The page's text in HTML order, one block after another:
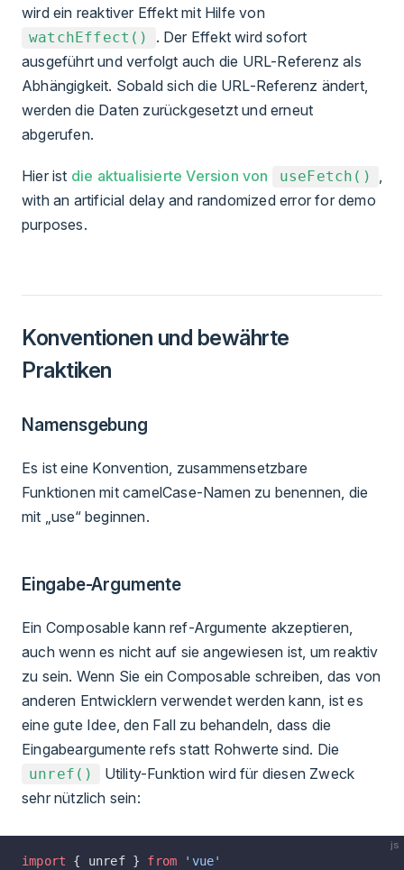
wird ein reaktiver Effekt mit Hilfe von
watchEffect()
. Der Effekt wird sofort
ausgeführt und verfolgt auch die URL-Referenz als
Abhängigkeit. Sobald sich die URL-Referenz ändert,
werden die Daten zurückgesetzt und erneut
abgerufen.
Hier ist die aktualisierte Version von useFetch()
,
with an artificial delay and randomized error for demo
purposes.
Konventionen und bewährte
Praktiken
Namensgebung
Es ist eine Konvention, zusammensetzbare
Funktionen mit camelCase-Namen zu benennen, die
mit „use“ beginnen.
Eingabe-Argumente
Ein Composable kann ref-Argumente akzeptieren,
auch wenn es nicht auf sie angewiesen ist, um reaktiv
zu sein. Wenn Sie ein Composable schreiben, das von
anderen Entwicklern verwendet werden kann, ist es
eine gute Idee, den Fall zu behandeln, dass die
Eingabeargumente refs statt Rohwerte sind. Die
unref()
Utility-Funktion wird für diesen Zweck
sehr nützlich sein:
js
import { unref } from 'vue'